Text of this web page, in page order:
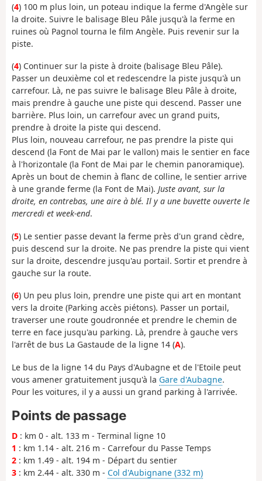
(4) 100 m plus loin, un poteau indique la ferme d'Angèle sur
la droite. Suivre le balisage Bleu Pâle jusqu'à la ferme en
ruines où Pagnol tourna le film Angèle. Puis revenir sur la
piste.
(4) Continuer sur la piste à droite (balisage Bleu Pâle).
Passer un deuxième col et redescendre la piste jusqu'à un
carrefour. Là, ne pas suivre le balisage Bleu Pâle à droite,
mais prendre à gauche une piste qui descend. Passer une
barrière. Plus loin, un carrefour avec un grand puits,
prendre à droite la piste qui descend.
Plus loin, nouveau carrefour, ne pas prendre la piste qui
descend (la Font de Mai par le vallon) mais le sentier en face
à l'horizontale (la Font de Mai par le chemin panoramique).
Après un bout de chemin à flanc de colline, le sentier arrive
à une grande ferme (la Font de Mai). Juste avant, sur la
droite, en contrebas, une aire à blé. Il y a une buvette ouverte le
mercredi et week-end.
(5) Le sentier passe devant la ferme près d'un grand cèdre,
puis descend sur la droite. Ne pas prendre la piste qui vient
sur la droite, descendre jusqu'au portail. Sortir et prendre à
gauche sur la route.
(6) Un peu plus loin, prendre une piste qui art en montant
vers la droite (Parking accès piétons). Passer un portail,
traverser une route goudronnée et prendre le chemin de
terre en face jusqu'au parking. Là, prendre à gauche vers
l'arrêt de bus La Gastaude de la ligne 14 (A).
Le bus de la ligne 14 du Pays d'Aubagne et de l'Etoile peut
vous amener gratuitement jusqu'à la Gare d'Aubagne.
Pour les voitures, il y a aussi un grand parking à l'arrivée.
Points de passage
D : km 0 - alt. 133 m - Terminal ligne 10
1 : km 1.14 - alt. 216 m - Carrefour du Passe Temps
2 : km 1.49 - alt. 194 m - Départ du sentier
3 : km 2.44 - alt. 330 m - Col d'Aubignane (332 m)